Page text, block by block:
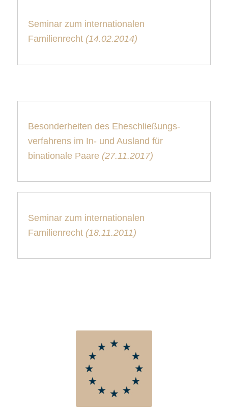
Seminar zum internationalen
Familienrecht (14.02.2014)
Besonderheiten des Eheschließungs-
verfahrens im In- und Ausland für
binationale Paare (27.11.2017)
Seminar zum internationalen
Familienrecht (18.11.2011)